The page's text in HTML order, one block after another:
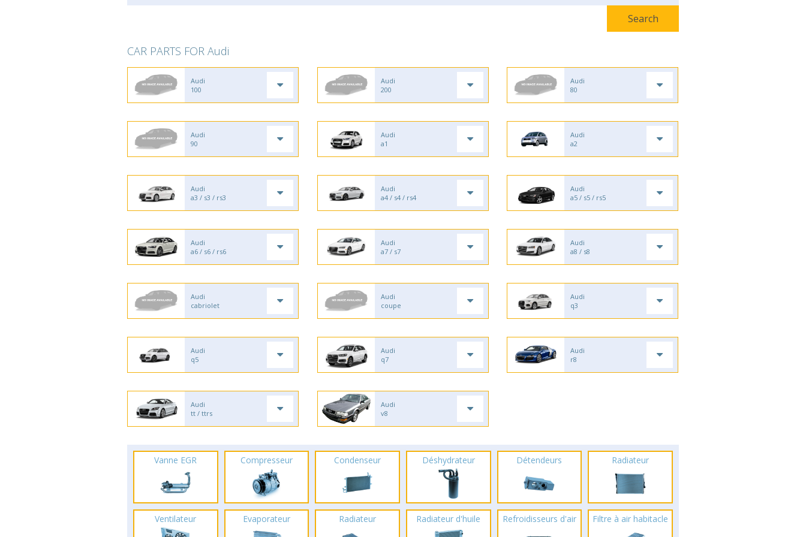
CAR PARTS FOR Audi
Audi
100
Audi
200
Audi
80
Audi
90
Audi
a1
Audi
a2
Audi
a3 / s3 / rs3
Audi
a4 / s4 / rs4
Audi
a5 / s5 / rs5
Audi
a6 / s6 / rs6
Audi
a7 / s7
Audi
a8 / s8
Audi
cabriolet
Audi
coupe
Audi
q3
Audi
q5
Audi
q7
Audi
r8
Audi
tt / ttrs
Audi
v8
Vanne EGR Compresseur Condenseur Déshydrateur Détendeurs Radiateur
Ventilateur Evaporateur Radiateur Radiateur d'huile Refroidisseurs d'air Filtre à air habitacle